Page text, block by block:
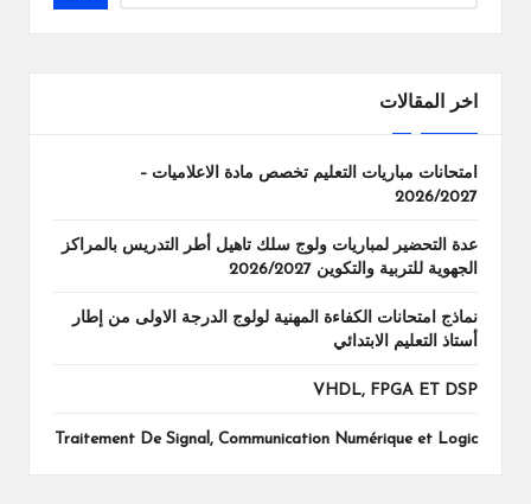
اخر المقالات
امتحانات مباريات التعليم تخصص مادة الاعلاميات –
2026/2027
عدة التحضير لمباريات ولوج سلك تاهيل أطر التدريس بالمراكز
الجهوية للتربية والتكوين 2026/2027
نماذج امتحانات الكفاءة المهنية لولوج الدرجة الاولى من إطار
أستاذ التعليم الابتدائي
VHDL, FPGA ET DSP
Traitement De Signal, Communication Numérique et Logic